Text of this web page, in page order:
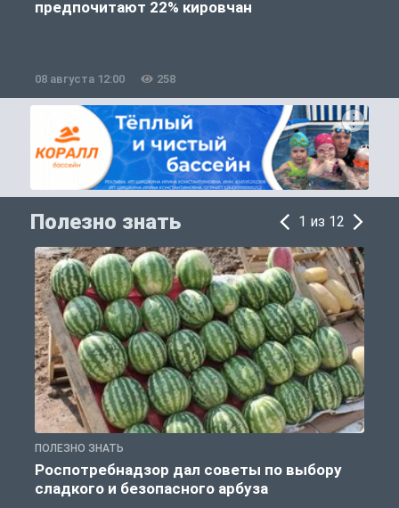
предпочитают 22% кировчан
08 августа 12:00 258
Полезно знать 1 из 12
ПОЛЕЗНО ЗНАТЬ
Роспотребнадзор дал советы по выбору
сладкого и безопасного арбуза